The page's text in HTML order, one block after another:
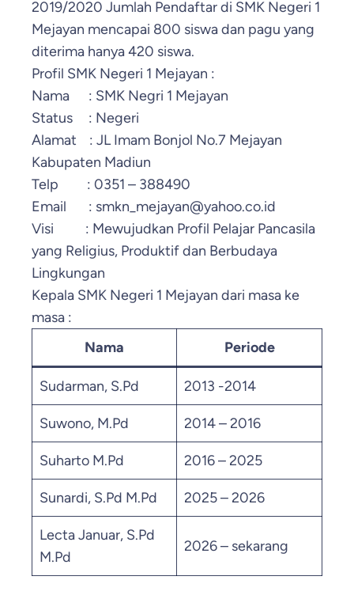
2019/2020 Jumlah Pendaftar di SMK Negeri 1
Mejayan mencapai 800 siswa dan pagu yang
diterima hanya 420 siswa.
Profil SMK Negeri 1 Mejayan :
Nama : SMK Negri 1 Mejayan
Status : Negeri
Alamat : JL Imam Bonjol No.7 Mejayan
Kabupaten Madiun
Telp : 0351 – 388490
Email : smkn_mejayan@yahoo.co.id
Visi : Mewujudkan Profil Pelajar Pancasila
yang Religius, Produktif dan Berbudaya
Lingkungan
Kepala SMK Negeri 1 Mejayan dari masa ke
masa :
Nama
Periode
Sudarman, S.Pd 2013 -2014
Suwono, M.Pd 2014 – 2016
Suharto M.Pd 2016 – 2025
Sunardi, S.Pd M.Pd 2025 – 2026
Lecta Januar, S.Pd
M.Pd
2026 – sekarang